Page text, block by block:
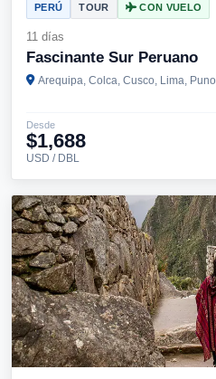
PERÚ TOUR CON VUELO
11 días
Fascinante Sur Peruano
Arequipa, Colca, Cusco, Lima, Puno
Desde
$1,688
USD / DBL